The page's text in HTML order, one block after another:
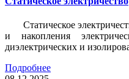
Статическое
и накопления
диэлектрических и
Подробнее